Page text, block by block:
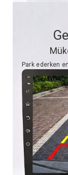
Park ederken